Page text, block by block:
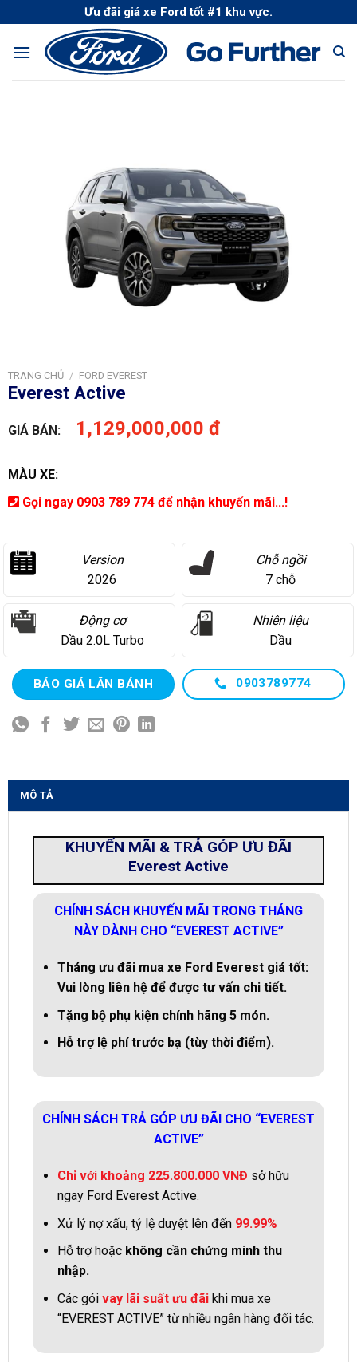
to
content
Ưu đãi giá xe Ford tốt #1 khu vực.
TRANG CHỦ / FORD EVEREST
Everest Active
GIÁ BÁN: 1,129,000,000 đ
MÀU XE:
Gọi ngay 0903 789 774 để nhận khuyến mãi...!
Version
2026
Chỗ ngồi
7 chỗ
Động cơ
Dầu 2.0L Turbo
Nhiên liệu
Dầu
BÁO GIÁ LĂN BÁNH 0903789774
MÔ TẢ
KHUYẾN MÃI & TRẢ GÓP ƯU ĐÃI
Everest Active
CHÍNH SÁCH KHUYẾN MÃI TRONG THÁNG
NÀY DÀNH CHO “EVEREST ACTIVE”
Tháng ưu đãi mua xe Ford Everest giá tốt:
Vui lòng liên hệ để được tư vấn chi tiết.
Tặng bộ phụ kiện chính hãng 5 món.
Hỗ trợ lệ phí trước bạ (tùy thời điểm).
CHÍNH SÁCH TRẢ GÓP ƯU ĐÃI CHO “EVEREST
ACTIVE”
Chỉ với khoảng 225.800.000 VNĐ sở hữu
ngay Ford Everest Active.
Xử lý nợ xấu, tỷ lệ duyệt lên đến 99.99%
Hỗ trợ hoặc không cần chứng minh thu
nhập.
Các gói vay lãi suất ưu đãikhi mua xe
“EVEREST ACTIVE” từ nhiều ngân hàng đối tác.